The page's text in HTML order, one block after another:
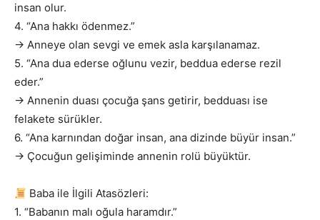
insan olur.
4. “Ana hakkı ödenmez.”
→ Anneye olan sevgi ve emek asla karşılanamaz.
5. “Ana dua ederse oğlunu vezir, beddua ederse rezil
eder.”
→ Annenin duası çocuğa şans getirir, bedduası ise
felakete sürükler.
6. “Ana karnından doğar insan, ana dizinde büyür insan.”
→ Çocuğun gelişiminde annenin rolü büyüktür.
Baba ile İlgili Atasözleri:
1. “Babanın malı oğula haramdır.”